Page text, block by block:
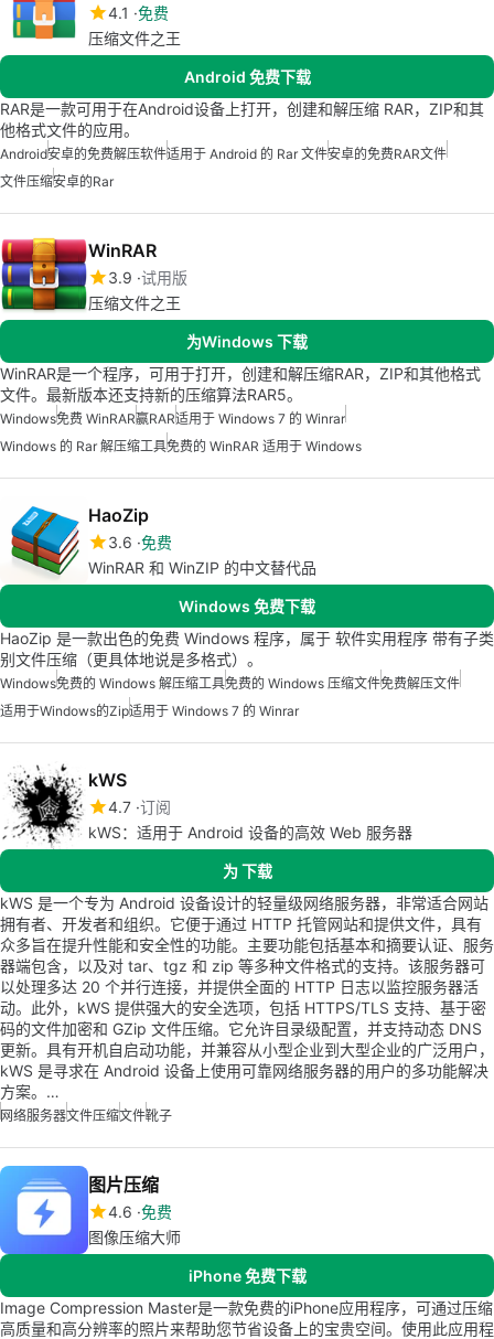
4.1 免费
压缩文件之王
Android 免费下载
RAR是一款可用于在Android设备上打开，创建和解压缩 RAR，ZIP和其
他格式文件的应用。
Android安卓的免费解压软件适用于 Android 的 Rar 文件安卓的免费RAR文件
文件压缩安卓的rar
WinRAR
3.9 试用版
压缩文件之王
为Windows 下载
WinRAR是一个程序，可用于打开，创建和解压缩RAR，ZIP和其他格式
文件。最新版本还支持新的压缩算法RAR5。
Windows免费 WinRAR赢RAR适用于 Windows 7 的 Winrar
Windows 的 Rar 解压缩工具免费的 WinRAR 适用于 Windows
HaoZip
3.6 免费
WinRAR 和 WinZIP 的中文替代品
Windows 免费下载
HaoZip 是一款出色的免费 Windows 程序，属于 软件实用程序 带有子类
别文件压缩（更具体地说是多格式）。
Windows免费的 Windows 解压缩工具免费的 Windows 压缩文件免费解压文件
适用于Windows的Zip适用于 Windows 7 的 Winrar
kWS
4.7 订阅
kWS：适用于 Android 设备的高效 Web 服务器
为 下载
kWS 是一个专为 Android 设备设计的轻量级网络服务器，非常适合网站
拥有者、开发者和组织。它便于通过 HTTP 托管网站和提供文件，具有
众多旨在提升性能和安全性的功能。主要功能包括基本和摘要认证、服务
器端包含，以及对 tar、tgz 和 zip 等多种文件格式的支持。该服务器可
以处理多达 20 个并行连接，并提供全面的 HTTP 日志以监控服务器活
动。此外，kWS 提供强大的安全选项，包括 HTTPS/TLS 支持、基于密
码的文件加密和 GZip 文件压缩。它允许目录级配置，并支持动态 DNS
更新。具有开机自启动功能，并兼容从小型企业到大型企业的广泛用户，
kWS 是寻求在 Android 设备上使用可靠网络服务器的用户的多功能解决
方案。…
网络服务器文件压缩文件靴子
图片压缩
4.6 免费
图像压缩大师
iPhone 免费下载
Image Compression Master是一款免费的iPhone应用程序，可通过压缩
高质量和高分辨率的照片来帮助您节省设备上的宝贵空间。使用此应用程